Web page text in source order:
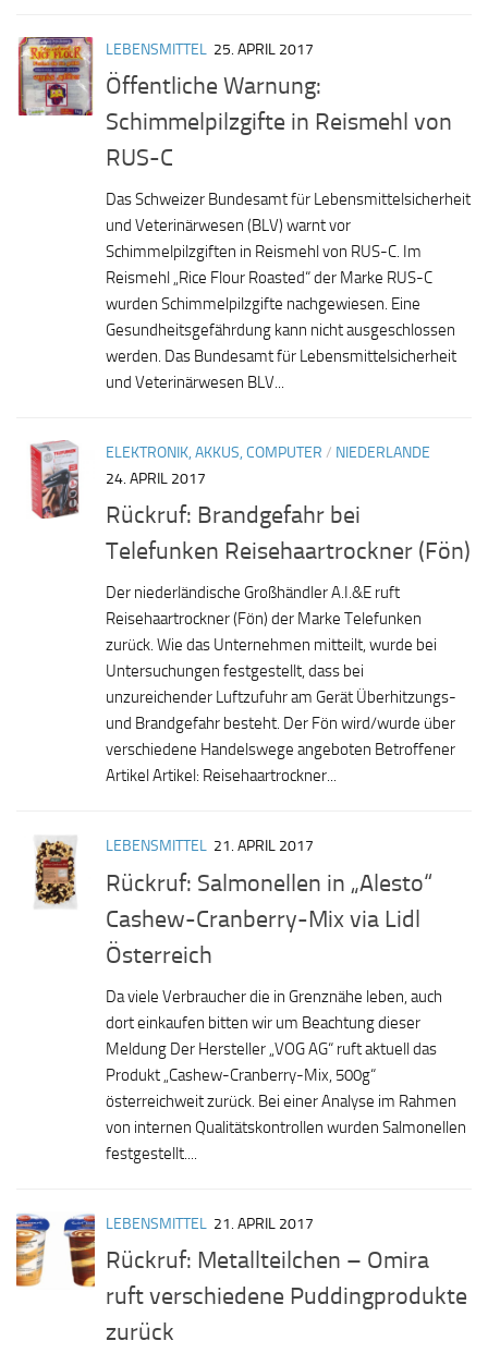
LEBENSMITTEL 25. APRIL 2017
Öffentliche Warnung:
Schimmelpilzgifte in Reismehl von
RUS-C
Das Schweizer Bundesamt für Lebensmittelsicherheit
und Veterinärwesen (BLV) warnt vor
Schimmelpilzgiften in Reismehl von RUS-C. Im
Reismehl „Rice Flour Roasted“ der Marke RUS-C
wurden Schimmelpilzgifte nachgewiesen. Eine
Gesundheitsgefährdung kann nicht ausgeschlossen
werden. Das Bundesamt für Lebensmittelsicherheit
und Veterinärwesen BLV...
ELEKTRONIK, AKKUS, COMPUTER / NIEDERLANDE
24. APRIL 2017
Rückruf: Brandgefahr bei
Telefunken Reisehaartrockner (Fön)
Der niederländische Großhändler A.I.&E ruft
Reisehaartrockner (Fön) der Marke Telefunken
zurück. Wie das Unternehmen mitteilt, wurde bei
Untersuchungen festgestellt, dass bei
unzureichender Luftzufuhr am Gerät Überhitzungs-
und Brandgefahr besteht. Der Fön wird/wurde über
verschiedene Handelswege angeboten Betroffener
Artikel Artikel: Reisehaartrockner...
LEBENSMITTEL 21. APRIL 2017
Rückruf: Salmonellen in „Alesto“
Cashew-Cranberry-Mix via Lidl
Österreich
Da viele Verbraucher die in Grenznähe leben, auch
dort einkaufen bitten wir um Beachtung dieser
Meldung Der Hersteller „VOG AG“ ruft aktuell das
Produkt „Cashew-Cranberry-Mix, 500g“
österreichweit zurück. Bei einer Analyse im Rahmen
von internen Qualitätskontrollen wurden Salmonellen
festgestellt....
LEBENSMITTEL 21. APRIL 2017
Rückruf: Metallteilchen – Omira
ruft verschiedene Puddingprodukte
zurück